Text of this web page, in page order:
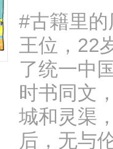
#古籍里
王位，22
了统一中
时书同文
城和灵渠
后，无与